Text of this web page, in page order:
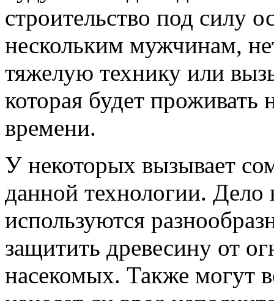
строительство под силу
нескольким мужчинам,
тяжелую технику или
которая будет проживать
времени.
У некоторых вызывает
данной технологии. Дело
используются
защитить древесину от
насекомых. Также могут